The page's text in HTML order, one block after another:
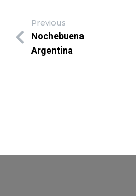
Previous
Nochebuena
Argentina